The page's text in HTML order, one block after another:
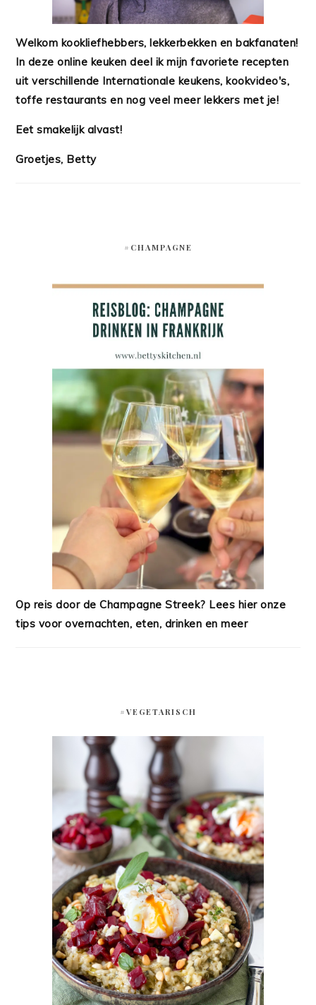
Welkom kookliefhebbers, lekkerbekken en bakfanaten!
In deze online keuken deel ik mijn favoriete recepten
uit verschillende Internationale keukens, kookvideo's,
toffe restaurants en nog veel meer lekkers met je!
Eet smakelijk alvast!
Groetjes, Betty
#CHAMPAGNE
Op reis door de Champagne Streek? Lees hier onze
tips voor overnachten, eten, drinken en meer
#VEGETARISCH